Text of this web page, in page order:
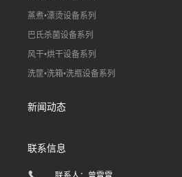
蒸煮•漂烫设备系列
巴氏杀菌设备系列
风干•烘干设备系列
洗筐•洗箱•洗瓶设备系列
新闻动态
联系信息